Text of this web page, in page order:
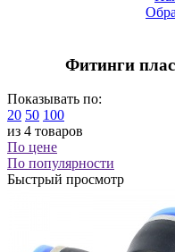
Фитинги
Показывать по:
20 50 100
из 4 товаров
По цене
По популярности
Быстрый просмотр